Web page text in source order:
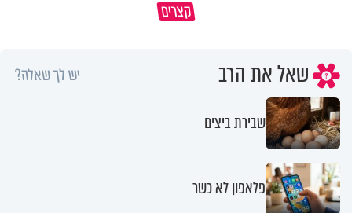
קצריםתשתמש באהבה של השם לטובתך
שאל את הרב יש לך שאלה?
שבירת ביצים
פלאפון לא כשר